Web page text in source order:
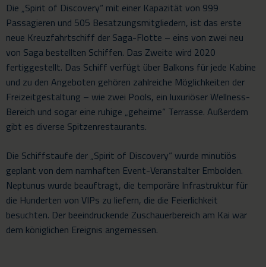
Die „Spirit of Discovery“ mit einer Kapazität von 999
Passagieren und 505 Besatzungsmitgliedern, ist das erste
neue Kreuzfahrtschiff der Saga-Flotte – eins von zwei neu
von Saga bestellten Schiffen. Das Zweite wird 2020
fertiggestellt. Das Schiff verfügt über Balkons für jede Kabine
und zu den Angeboten gehören zahlreiche Möglichkeiten der
Freizeitgestaltung – wie zwei Pools, ein luxuriöser Wellness-
Bereich und sogar eine ruhige „geheime“ Terrasse. Außerdem
gibt es diverse Spitzenrestaurants.
Die Schiffstaufe der „Spirit of Discovery“ wurde minutiös
geplant von dem namhaften Event-Veranstalter Embolden.
Neptunus wurde beauftragt, die temporäre Infrastruktur für
die Hunderten von VIPs zu liefern, die die Feierlichkeit
besuchten. Der beeindruckende Zuschauerbereich am Kai war
dem königlichen Ereignis angemessen.